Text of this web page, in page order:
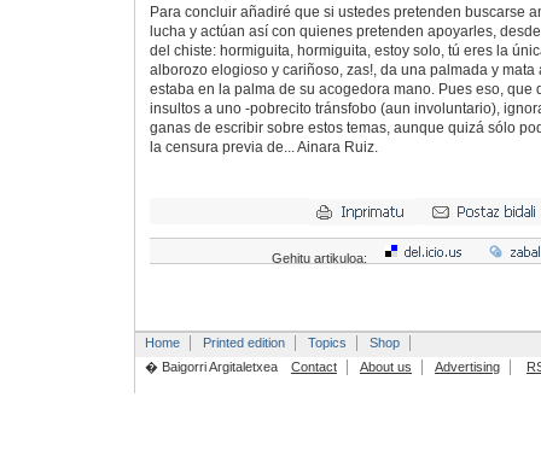
Para concluir añadiré que si ustedes pretenden buscarse
lucha y actúan así con quienes pretenden apoyarles,
del chiste: hormiguita, hormiguita, estoy solo, tú eres la
alborozo elogioso y cariñoso, zas!, da una palmada y
estaba en la palma de su acogedora mano. Pues eso, que
insultos a uno -pobrecito tránsfobo (aun involuntario),
ganas de escribir sobre estos temas, aunque quizá sólo
la censura previa de... Ainara Ruiz.
Gehitu artikuloa:
Home Printed edition Topics
Shop
� Baigorri Argitaletxea
Contact About us Advertising